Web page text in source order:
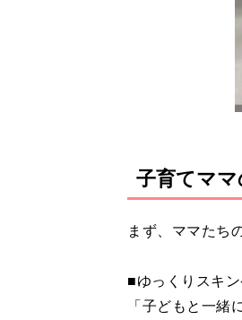
子育てマ
まず、ママたち
■ゆっくりスキ
「子どもと一